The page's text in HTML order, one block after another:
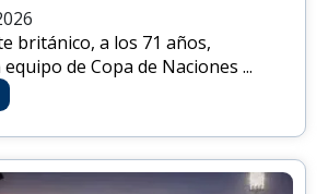
británico, a los 71 años,
de Copa de Naciones ...